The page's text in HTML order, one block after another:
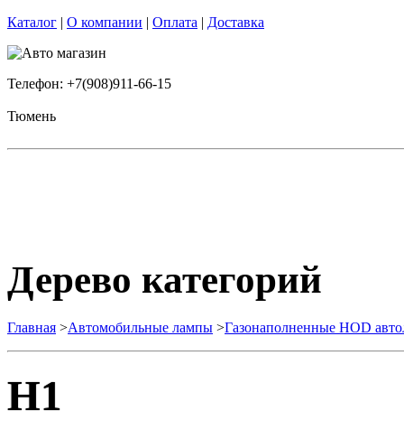
Каталог | О компании | Оплата | Доставка
Телефон: +7(908)911-66-15
Тюмень
Дерево категорий
Главная >Автомобильные лампы >Газонаполненные HOD
H1